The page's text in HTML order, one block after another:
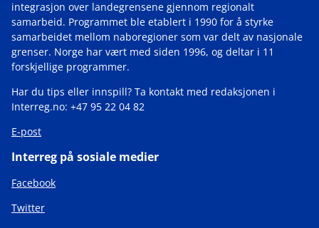
integrasjon over landegrensene gjennom regionalt
samarbeid. Programmet ble etablert i 1990 for å styrke
samarbeidet mellom naboregioner som var delt av nasjonale
grenser. Norge har vært med siden 1996, og deltar i 11
forskjellige programmer.
Har du tips eller innspill? Ta kontakt med redaksjonen i
Interreg.no: +47 95 22 04 82
E-post
Interreg på sosiale medier
Facebook
Twitter